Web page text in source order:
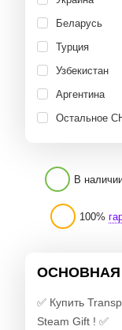
Беларусь
Турция
Узбекистан
Аргентина
Остальное
В
100%
✅ Купить
Steam Gift ! ✅